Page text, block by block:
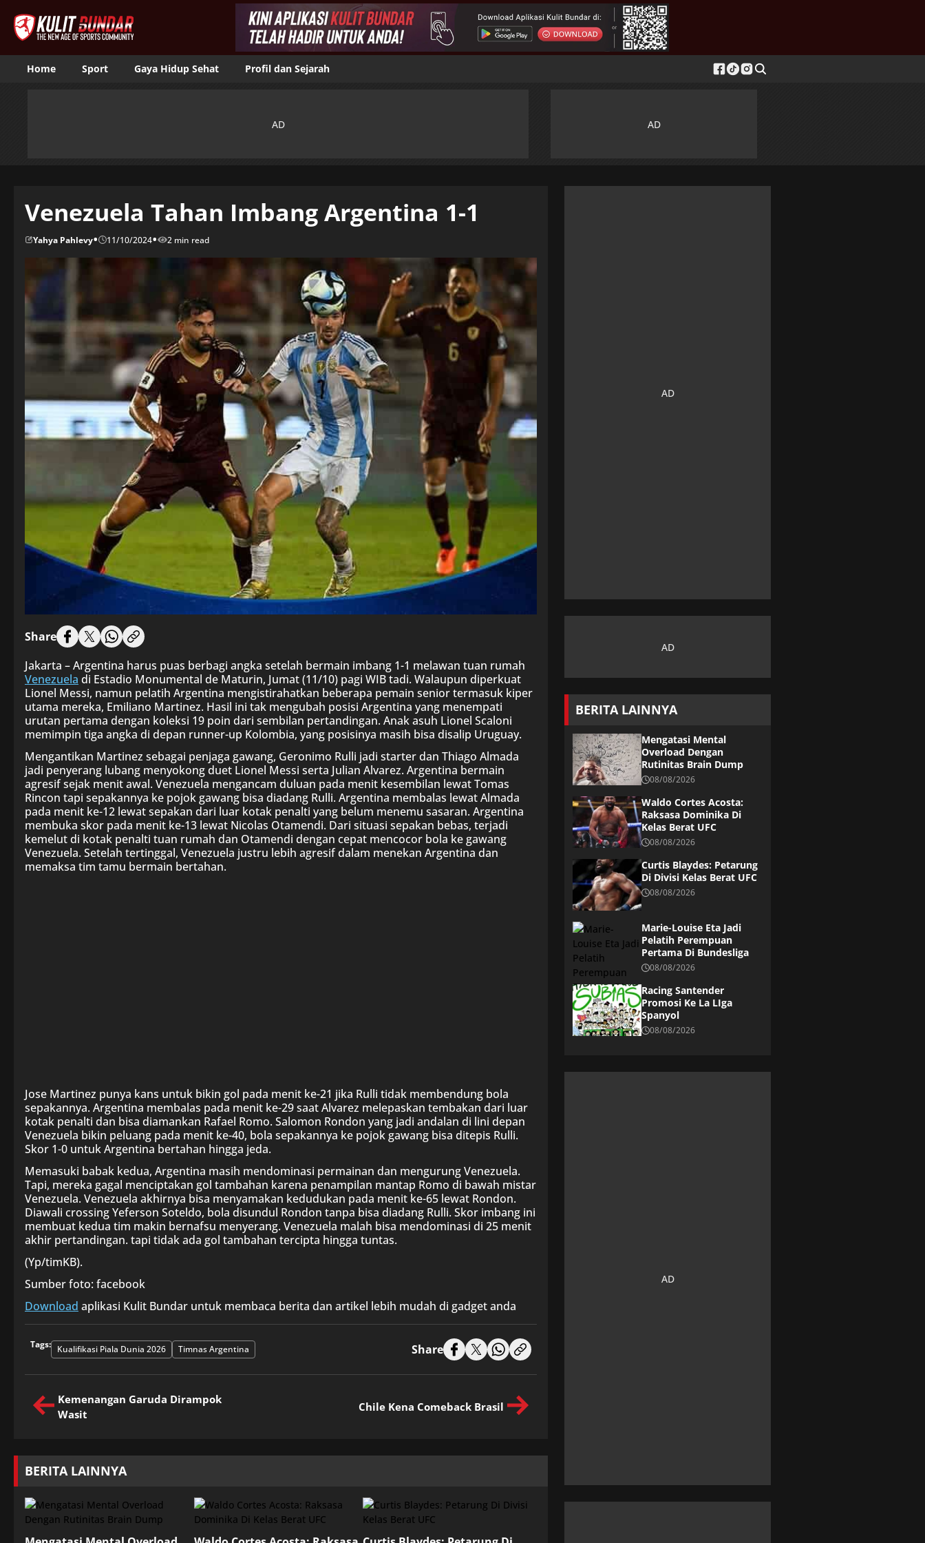
Home Sport Gaya Hidup Sehat Profil dan Sejarah
Venezuela Tahan Imbang Argentina 1-1
Yahya Pahlevy• 11/10/2024• 2 min read
Share
Jakarta – Argentina harus puas berbagi angka setelah bermain imbang 1-1 melawan tuan rumah
Venezuela di Estadio Monumental de Maturin, Jumat (11/10) pagi WIB tadi. Walaupun diperkuat
Lionel Messi, namun pelatih Argentina mengistirahatkan beberapa pemain senior termasuk kiper
utama mereka, Emiliano Martinez. Hasil ini tak mengubah posisi Argentina yang menempati
urutan pertama dengan koleksi 19 poin dari sembilan pertandingan. Anak asuh Lionel Scaloni
memimpin tiga angka di depan runner-up Kolombia, yang posisinya masih bisa disalip Uruguay.
Mengantikan Martinez sebagai penjaga gawang, Geronimo Rulli jadi starter dan Thiago Almada
jadi penyerang lubang menyokong duet Lionel Messi serta Julian Alvarez. Argentina bermain
agresif sejak menit awal. Venezuela mengancam duluan pada menit kesembilan lewat Tomas
Rincon tapi sepakannya ke pojok gawang bisa diadang Rulli. Argentina membalas lewat Almada
pada menit ke-12 lewat sepakan dari luar kotak penalti yang belum menemu sasaran. Argentina
membuka skor pada menit ke-13 lewat Nicolas Otamendi. Dari situasi sepakan bebas, terjadi
kemelut di kotak penalti tuan rumah dan Otamendi dengan cepat mencocor bola ke gawang
Venezuela. Setelah tertinggal, Venezuela justru lebih agresif dalam menekan Argentina dan
memaksa tim tamu bermain bertahan.
Jose Martinez punya kans untuk bikin gol pada menit ke-21 jika Rulli tidak membendung bola
sepakannya. Argentina membalas pada menit ke-29 saat Alvarez melepaskan tembakan dari luar
kotak penalti dan bisa diamankan Rafael Romo. Salomon Rondon yang jadi andalan di lini depan
Venezuela bikin peluang pada menit ke-40, bola sepakannya ke pojok gawang bisa ditepis Rulli.
Skor 1-0 untuk Argentina bertahan hingga jeda.
Memasuki babak kedua, Argentina masih mendominasi permainan dan mengurung Venezuela.
Tapi, mereka gagal menciptakan gol tambahan karena penampilan mantap Romo di bawah mistar
Venezuela. Venezuela akhirnya bisa menyamakan kedudukan pada menit ke-65 lewat Rondon.
Diawali crossing Yeferson Soteldo, bola disundul Rondon tanpa bisa diadang Rulli. Skor imbang ini
membuat kedua tim makin bernafsu menyerang. Venezuela malah bisa mendominasi di 25 menit
akhir pertandingan. tapi tidak ada gol tambahan tercipta hingga tuntas.
(Yp/timKB).
Sumber foto: facebook
Download aplikasi Kulit Bundar untuk membaca berita dan artikel lebih mudah di gadget anda
Tags: Kualifikasi Piala Dunia 2026 Timnas Argentina Share
Kemenangan Garuda Dirampok
Wasit
Chile Kena Comeback Brasil
BERITA LAINNYA
BERITA LAINNYA
Mengatasi Mental
Overload Dengan
Rutinitas Brain Dump
08/08/2026
Waldo Cortes Acosta:
Raksasa Dominika Di
Kelas Berat UFC
08/08/2026
Curtis Blaydes: Petarung
Di Divisi Kelas Berat UFC
08/08/2026
Marie-Louise Eta Jadi
Pelatih Perempuan
Pertama Di Bundesliga
08/08/2026
Racing Santender
Promosi Ke La LIga
Spanyol
08/08/2026